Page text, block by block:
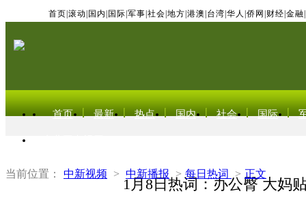
首页 滚动 国内 国际 军事 社会 地方 港澳 台湾 华人 侨网 财经 金融
首页 最新 热点 国内 社会 国际
当前位置： 中新视频 > 中新播报 > 每日热词 > 正文
1月8日热词：办公臀 大妈